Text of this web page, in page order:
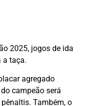
2025, jogos de ida
a taça.
agregado
campeão será
Também, o